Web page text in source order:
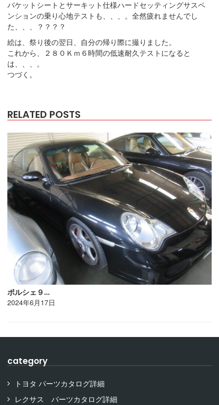
バケットシートとサーキット仕様ハードセッティングサスペ
ンションの乗り心地テストも、、、。全然疲れませんでし
た、、、？？？？
絵は、祭り後の翌日、自分の帰り際に撮りました。
これから、２８０Ｋｍ６時間の低速耐久テストになると
は、、、。
つづく。
RELATED POSTS
ポルシェ９…
2024年6月17日
category
トヨタ パーツカタログ詳細
レクサス パーツカタログ詳細